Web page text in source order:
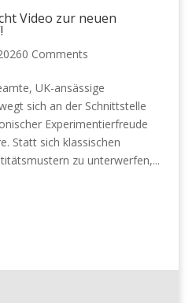
Video zur neuen
0 Comments
UK-ansässige
sich an der Schnittstelle
Experimentierfreude
Statt sich klassischen
zu unterwerfen,...